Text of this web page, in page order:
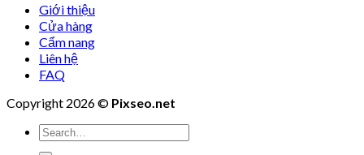
Giới thiệu
Cửa hàng
Cẩm nang
Liên hệ
FAQ
Copyright 2026 © Pixseo.net
Search
for: